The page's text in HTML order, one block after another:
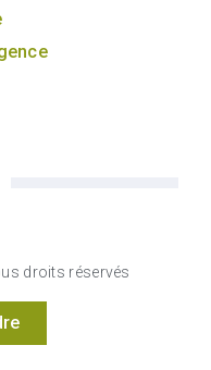
droits réservés